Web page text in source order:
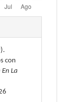
con
La